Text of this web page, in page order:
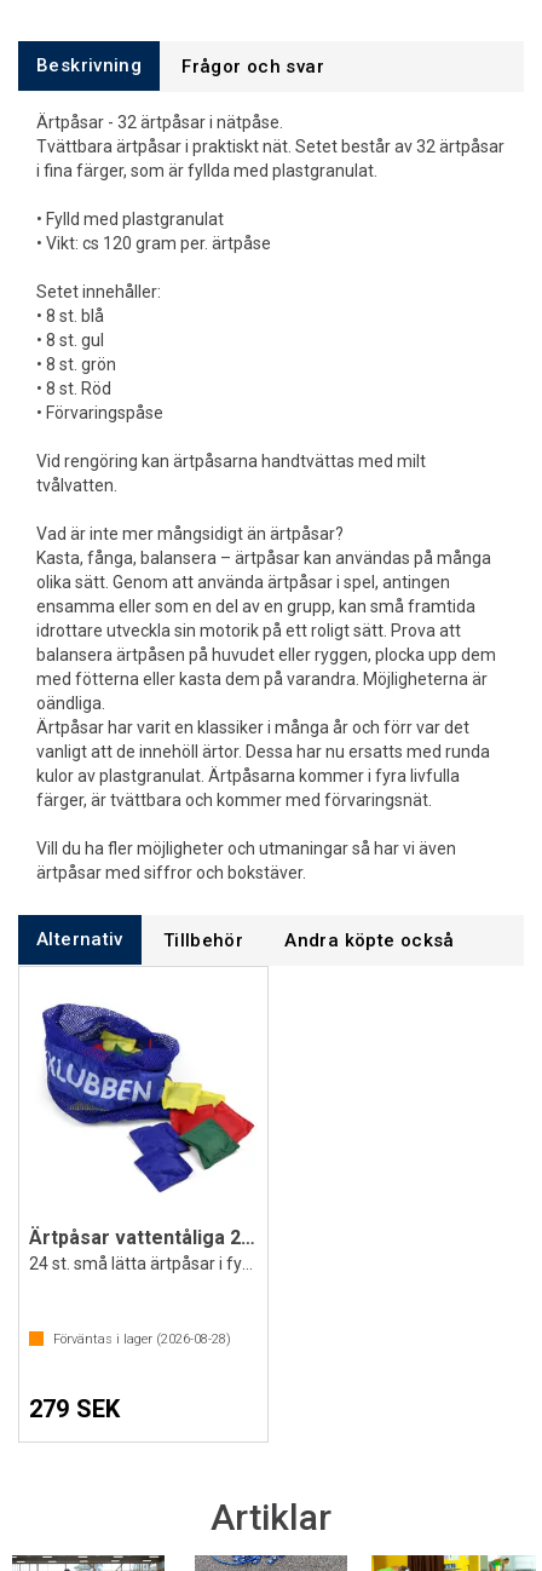
Beskrivning Frågor och svar
Ärtpåsar - 32 ärtpåsar i nätpåse.
Tvättbara ärtpåsar i praktiskt nät. Setet består av 32 ärtpåsar
i fina färger, som är fyllda med plastgranulat.
• Fylld med plastgranulat
• Vikt: cs 120 gram per. ärtpåse
Setet innehåller:
• 8 st. blå
• 8 st. gul
• 8 st. grön
• 8 st. Röd
• Förvaringspåse
Vid rengöring kan ärtpåsarna handtvättas med milt
tvålvatten.
Vad är inte mer mångsidigt än ärtpåsar?
Kasta, fånga, balansera – ärtpåsar kan användas på många
olika sätt. Genom att använda ärtpåsar i spel, antingen
ensamma eller som en del av en grupp, kan små framtida
idrottare utveckla sin motorik på ett roligt sätt. Prova att
balansera ärtpåsen på huvudet eller ryggen, plocka upp dem
med fötterna eller kasta dem på varandra. Möjligheterna är
oändliga.
Ärtpåsar har varit en klassiker i många år och förr var det
vanligt att de innehöll ärtor. Dessa har nu ersatts med runda
kulor av plastgranulat. Ärtpåsarna kommer i fyra livfulla
färger, är tvättbara och kommer med förvaringsnät.
Vill du ha fler möjligheter och utmaningar så har vi även
ärtpåsar med siffror och bokstäver.
Alternativ Tillbehör Andra köpte också
Ärtpåsar vattentåliga 24 st.| 7x7cm Små
Förväntas i lager (2026-08-28)
279 SEK
Artiklar